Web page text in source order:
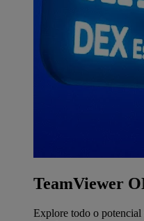
TeamViewer
Explore todo o